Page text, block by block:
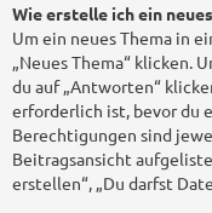
Wie erstelle ich ein
Um ein neues Thema in
„Neues Thema“ klicken.
du auf „Antworten“
erforderlich ist, bevor du
Berechtigungen sind
Beitragsansicht
erstellen“, „Du darfst